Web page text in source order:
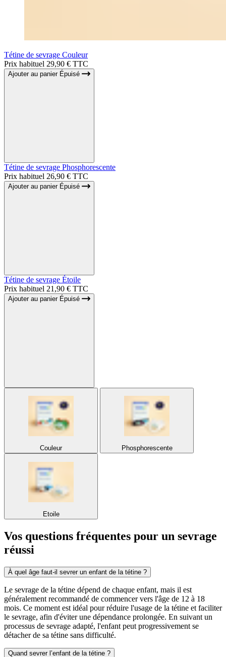
Tétine de sevrage Couleur
Prix habituel 29,90 € TTC
Ajouter au panier Épuisé
Tétine de sevrage Phosphorescente
Prix habituel 26,90 € TTC
Ajouter au panier Épuisé
Tétine de sevrage Étoile
Prix habituel 21,90 € TTC
Ajouter au panier Épuisé
Couleur Phosphorescente
Etoile
Vos questions fréquentes pour un sevrage
réussi
À quel âge faut-il sevrer un enfant de la tétine ?
Le sevrage de la tétine dépend de chaque enfant, mais il est
généralement recommandé de commencer vers l'âge de 12 à 18
mois. Ce moment est idéal pour réduire l'usage de la tétine et faciliter
le sevrage, afin d'éviter une dépendance prolongée. En suivant un
processus de sevrage adapté, l'enfant peut progressivement se
détacher de sa tétine sans difficulté.
Quand sevrer l’enfant de la tétine ?